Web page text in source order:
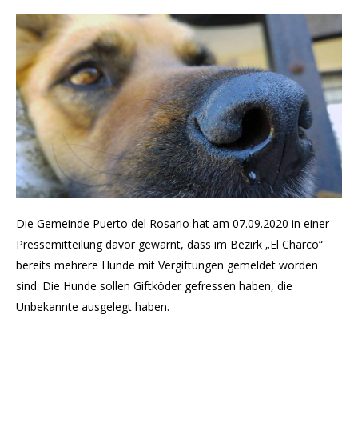
Die Gemeinde Puerto del Rosario hat am 07.09.2020 in einer
Pressemitteilung davor gewarnt, dass im Bezirk „El Charco“
bereits mehrere Hunde mit Vergiftungen gemeldet worden
sind. Die Hunde sollen Giftköder gefressen haben, die
Unbekannte ausgelegt haben.